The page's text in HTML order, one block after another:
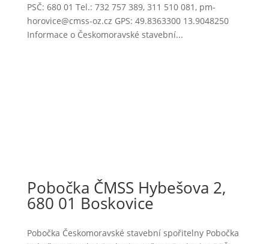
PSČ: 680 01 Tel.: 732 757 389, 311 510 081, pm-
horovice@cmss-oz.cz GPS: 49.8363300 13.9048250
Informace o Českomoravské stavební...
Pobočka ČMSS Hybešova 2,
680 01 Boskovice
Pobočka Českomoravské stavební spořitelny Pobočka